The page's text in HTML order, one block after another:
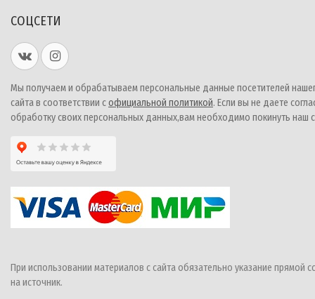
СОЦСЕТИ
Мы получаем и обрабатываем персональные данные посетителей
сайта в соответствии софициальной политикой. Если вы не даете
обработку своих персональных данных,вам необходимо покинуть наш
При использовании материалов с сайта обязательно указание прямой
на источник.